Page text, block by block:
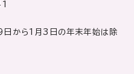
日から1月3日の年末年始は除